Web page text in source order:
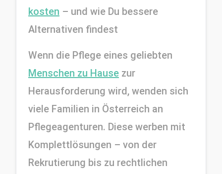
kosten – und wie Du bessere
Alternativen findest
Menschen zu Hause zur
Herausforderung wird, wenden sich
viele Familien in Österreich an
Pflegeagenturen. Diese werben mit
Komplettlösungen – von der
Rekrutierung bis zu rechtlichen